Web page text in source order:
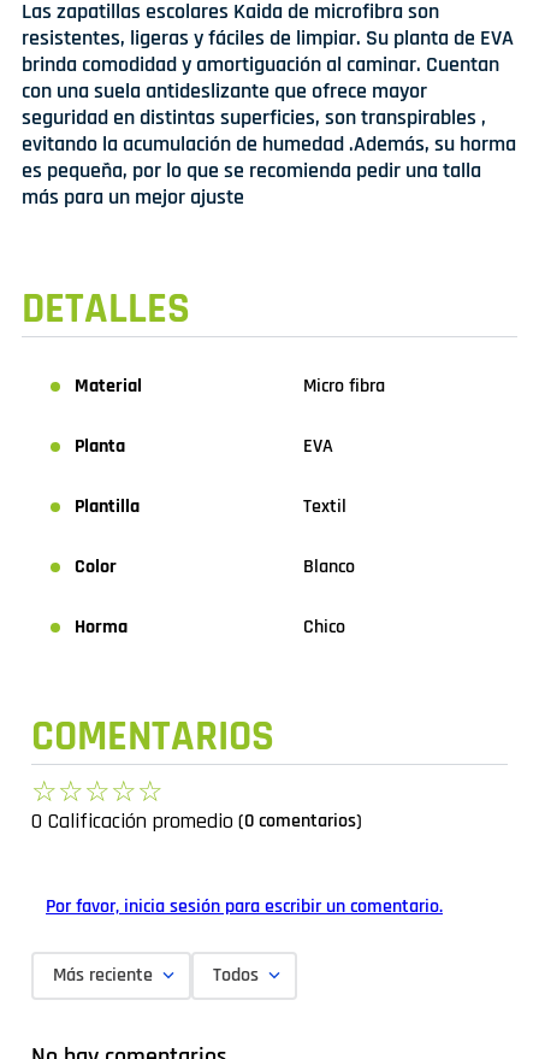
Las zapatillas escolares Kaida de microfibra son
resistentes, ligeras y fáciles de limpiar. Su planta de EVA
brinda comodidad y amortiguación al caminar. Cuentan
con una suela antideslizante que ofrece mayor
seguridad en distintas superficies, son transpirables ,
evitando la acumulación de humedad .Además, su horma
es pequeña, por lo que se recomienda pedir una talla
más para un mejor ajuste
DETALLES
Material Micro fibra
Planta EVA
Plantilla Textil
Color Blanco
Horma Chico
COMENTARIOS
☆☆☆☆☆
0 Calificación promedio (0 comentarios)
Por favor, inicia sesión para escribir un comentario.
Más reciente Todos